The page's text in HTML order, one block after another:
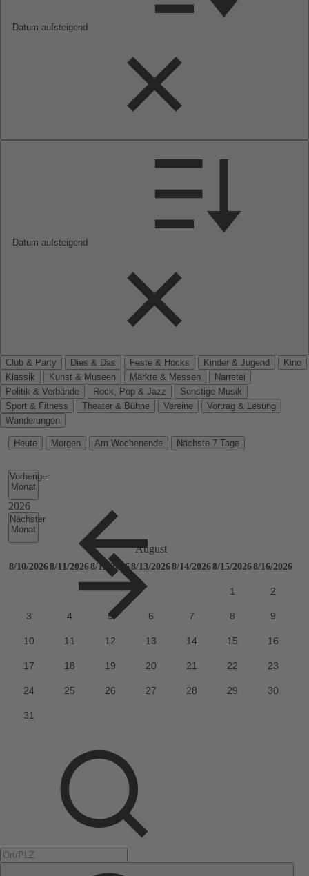
Datum aufsteigend
Datum aufsteigend
Club & Party Dies & Das Feste & Hocks Kinder & Jugend
Kino
Klassik
Kunst & Museen Märkte & Messen
Narretei
Politik & Verbände
Rock, Pop & Jazz
Sonstige Musik
Sport & Fitness
Theater & Bühne Vereine
Vortrag & Lesung
Wanderungen
Heute Morgen Am Wochenende Nächste 7 Tage
Vorheriger
Monat
Nächster
Monat